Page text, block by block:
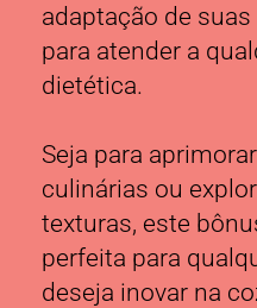
adaptação de
para atender a
dietética.
Seja para
culinárias ou
texturas, este
perfeita para
deseja inovar na